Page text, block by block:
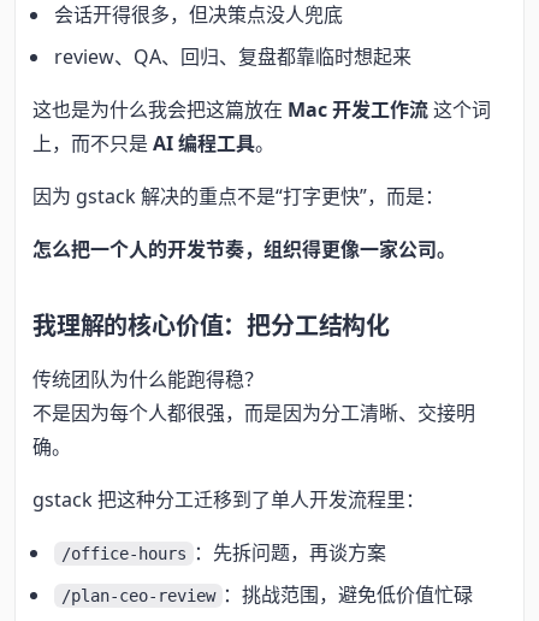
会话开得很多，但决策点没人兜底
review、QA、回归、复盘都靠临时想起来
这也是为什么我会把这篇放在 Mac 开发工作流这个词
上，而不只是 AI 编程工具。
因为 gstack 解决的重点不是“打字更快”，而是：
怎么把一个人的开发节奏，组织得更像一家公司。
我理解的核心价值：把分工结构化
传统团队为什么能跑得稳？
不是因为每个人都很强，而是因为分工清晰、交接明
确。
gstack 把这种分工迁移到了单人开发流程里：
/office-hours ：先拆问题，再谈方案
/plan-ceo-review ：挑战范围，避免低价值忙碌